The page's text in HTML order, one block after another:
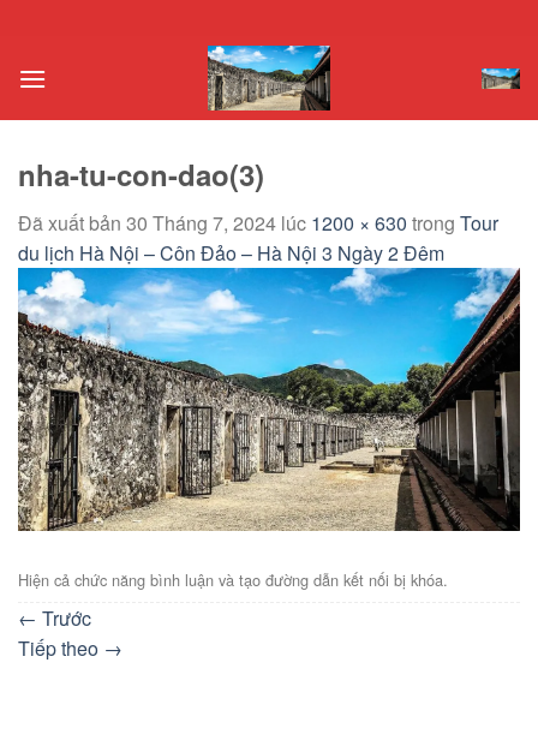
nội
nha-tu-con-dao(3)
Đã xuất bản 30 Tháng 7, 2024 lúc 1200 × 630 trong Tour
du lịch Hà Nội – Côn Đảo – Hà Nội 3 Ngày 2 Đêm
Hiện cả chức năng bình luận và tạo đường dẫn kết nối bị khóa.
← Trước
Tiếp theo →